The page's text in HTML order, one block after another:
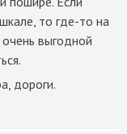
то где-то на
очень выгодной
дороги.